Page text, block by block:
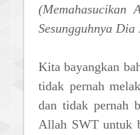
(Memahasucikan
Sesungguhnya
Kita bayangkan
tidak pernah
dan tidak pernah
Allah SWT untuk